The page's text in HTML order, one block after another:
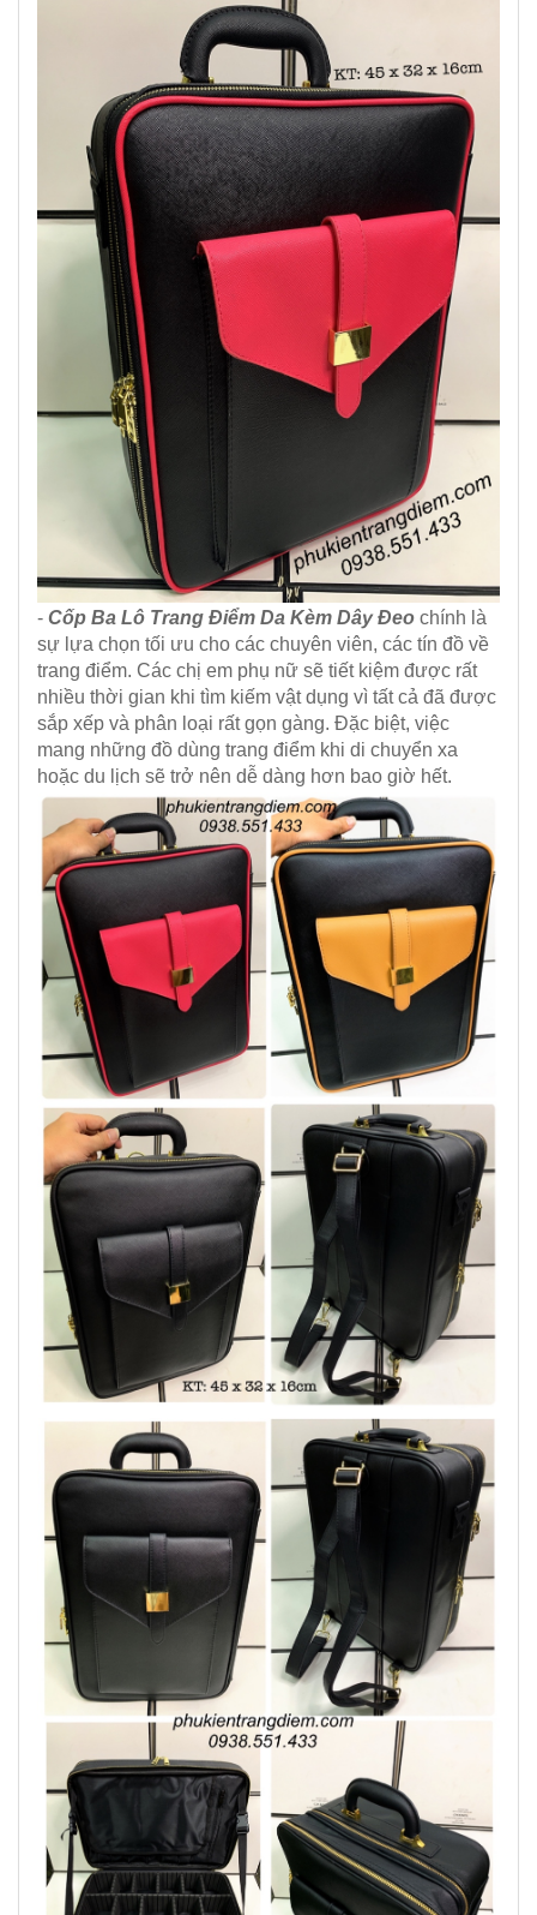
- Cốp Ba Lô Trang Điểm Da Kèm Dây Đeo chính là
sự lựa chọn tối ưu cho các chuyên viên, các tín đồ về
trang điểm. Các chị em phụ nữ sẽ tiết kiệm được rất
nhiều thời gian khi tìm kiếm vật dụng vì tất cả đã được
sắp xếp và phân loại rất gọn gàng. Đặc biệt, việc
mang những đồ dùng trang điểm khi di chuyển xa
hoặc du lịch sẽ trở nên dễ dàng hơn bao giờ hết.